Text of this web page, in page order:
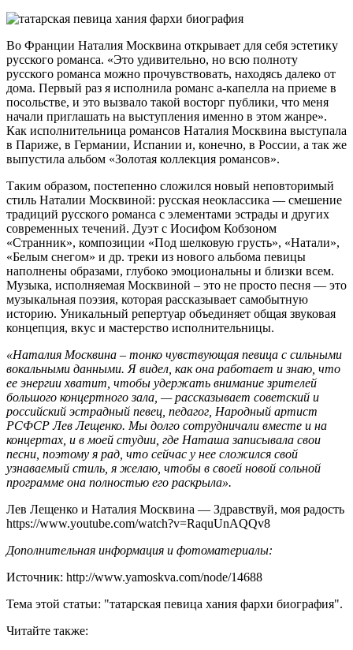
Во Франции Наталия Москвина открывает для себя эстетику
русского романса. «Это удивительно, но всю полноту
русского романса можно прочувствовать, находясь далеко от
дома. Первый раз я исполнила романс а-капелла на приеме в
посольстве, и это вызвало такой восторг публики, что меня
начали приглашать на выступления именно в этом жанре».
Как исполнительница романсов Наталия Москвина выступала
в Париже, в Германии, Испании и, конечно, в России, а так же
выпустила альбом «Золотая коллекция романсов».
Таким образом, постепенно сложился новый неповторимый
стиль Наталии Москвиной: русская неоклассика — смешение
традиций русского романса с элементами эстрады и других
современных течений. Дуэт с Иосифом Кобзоном
«Странник», композиции «Под шелковую грусть», «Натали»,
«Белым снегом» и др. треки из нового альбома певицы
наполнены образами, глубоко эмоциональны и близки всем.
Музыка, исполняемая Москвиной – это не просто песня — это
музыкальная поэзия, которая рассказывает самобытную
историю. Уникальный репертуар объединяет общая звуковая
концепция, вкус и мастерство исполнительницы.
«Наталия Москвина – тонко чувствующая певица с сильными
вокальными данными. Я видел, как она работает и знаю, что
ее энергии хватит, чтобы удержать внимание зрителей
большого концертного зала, — рассказывает советский и
российский эстрадный певец, педагог, Народный артист
РСФСР Лев Лещенко. Мы долго сотрудничали вместе и на
концертах, и в моей студии, где Наташа записывала свои
песни, поэтому я рад, что сейчас у нее сложился свой
узнаваемый стиль, я желаю, чтобы в своей новой сольной
программе она полностью его раскрыла».
Лев Лещенко и Наталия Москвина — Здравствуй, моя радость
https://www.youtube.com/watch?v=RaquUnAQQv8
Дополнительная информация и фотоматериалы:
Источник: http://www.yamoskva.com/node/14688
Тема этой статьи: "татарская певица хания фархи биография".
Читайте также: